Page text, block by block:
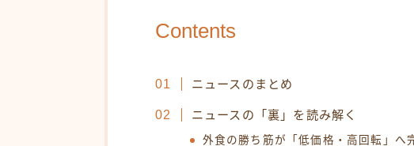
Contents
ニュースのまとめ
ニュースの「裏」を読み解く
外食の勝ち筋が「低価格・高回転」へ